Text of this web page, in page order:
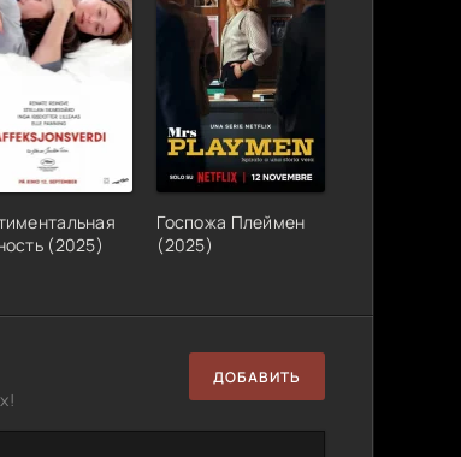
(2025)
Госпожа Плеймен
(2025)
ДОБАВИТЬ